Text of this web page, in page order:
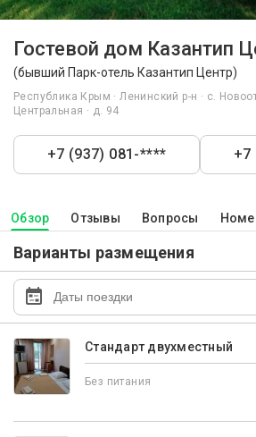
Гостевой дом Казантип
(бывший Парк-отель Казантип Центр)
Республика Крым · Ленинский р-н · с.
Центральная · д. 94
+7 (937) 081-**** +7
Обзор Отзывы Вопросы
Варианты размещения
Стандарт двухместный
Без питания